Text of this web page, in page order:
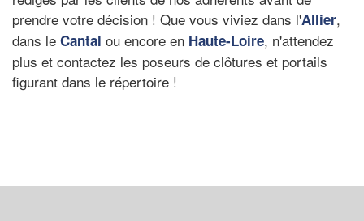
prendre votre décision ! Que vous viviez dans l'Allier,
dans le Cantal ou encore en Haute-Loire, n'attendez
plus et contactez les poseurs de clôtures et portails
figurant dans le répertoire !